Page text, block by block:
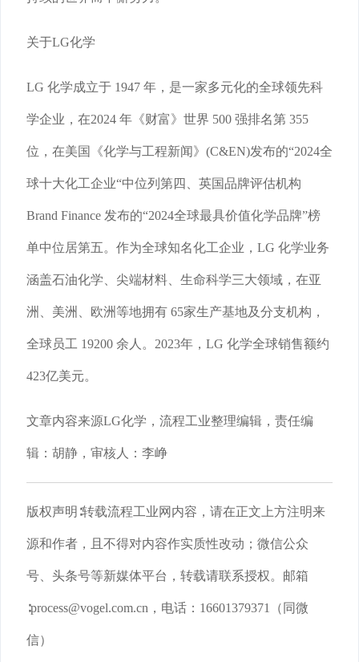
关于LG化学
LG 化学成立于 1947 年，是一家多元化的全球领先科
学企业，在2024 年《财富》世界 500 强排名第 355
位，在美国《化学与工程新闻》(C&EN)发布的“2024全
球十大化工企业“中位列第四、英国品牌评估机构
Brand Finance 发布的“2024全球最具价值化学品牌”榜
单中位居第五。作为全球知名化工企业，LG 化学业务
涵盖石油化学、尖端材料、生命科学三大领域，在亚
洲、美洲、欧洲等地拥有 65家生产基地及分支机构，
全球员工 19200 余人。2023年，LG 化学全球销售额约
423亿美元。
文章内容来源LG化学，流程工业整理编辑，责任编
辑：胡静，审核人：李峥
版权声明∶转载流程工业网内容，请在正文上方注明来
源和作者，且不得对内容作实质性改动；微信公众
号、头条号等新媒体平台，转载请联系授权。邮箱
∶process@vogel.com.cn，电话：16601379371（同微
信）